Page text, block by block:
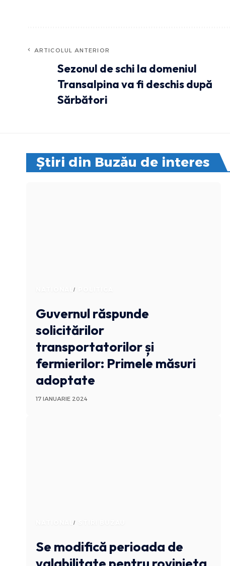
ARTICOLUL ANTERIOR
Sezonul de schi la domeniul
Transalpina va fi deschis după
Sărbători
Știri din Buzău de interes
NATIONAL
Guvernul răspunde
solicitărilor
transportatorilor și
fermierilor: Primele măsuri
adoptate
17 IANUARIE 2024
NATIONAL
Se modifică perioada de